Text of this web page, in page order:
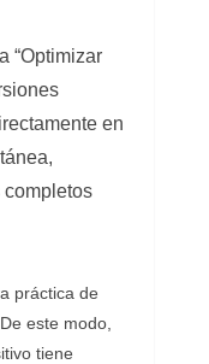
“Optimizar
en
completos
práctica de
este modo,
tiene